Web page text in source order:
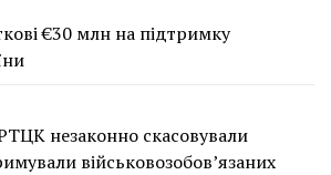
€30 млн на підтримку
незаконно скасовували
військовозобов’язаних